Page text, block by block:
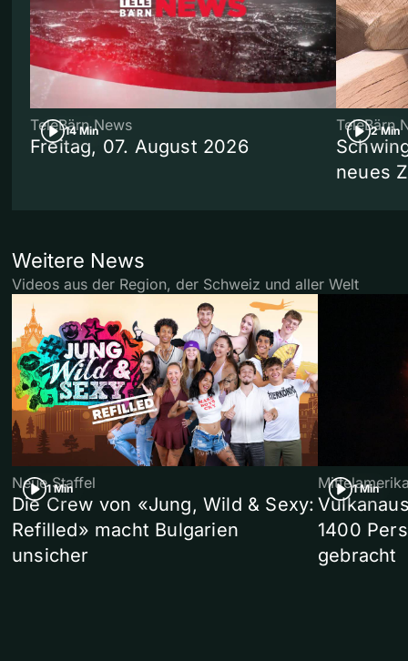
14 Min
TeleBärn News
Freitag, 07. August 2026
2 Min
TeleBärn
neues
Weitere News
Videos aus der Region, der Schweiz und aller Welt
1 Min
Neue Staffel
Die Crew von «Jung, Wild & Sexy:
Refilled» macht Bulgarien
unsicher
1 Min
1400
gebracht